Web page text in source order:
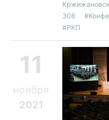
308
#РКП
11
ноября
2021